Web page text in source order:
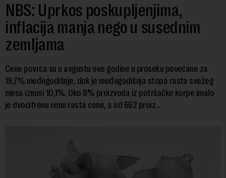
NBS: Uprkos poskupljenjima,
inflacija manja nego u susednim
zemljama
Cene povrća su u avgustu ove godine u proseku povećane za
19,7% međugodišnje, dok je međugodišnja stopa rasta svežeg
mesa iznosi 10,1%. Oko 8% proizvoda iz potršačke korpe imalo
je dvocifrenu cenu rasta cene, a od 662 proiz...